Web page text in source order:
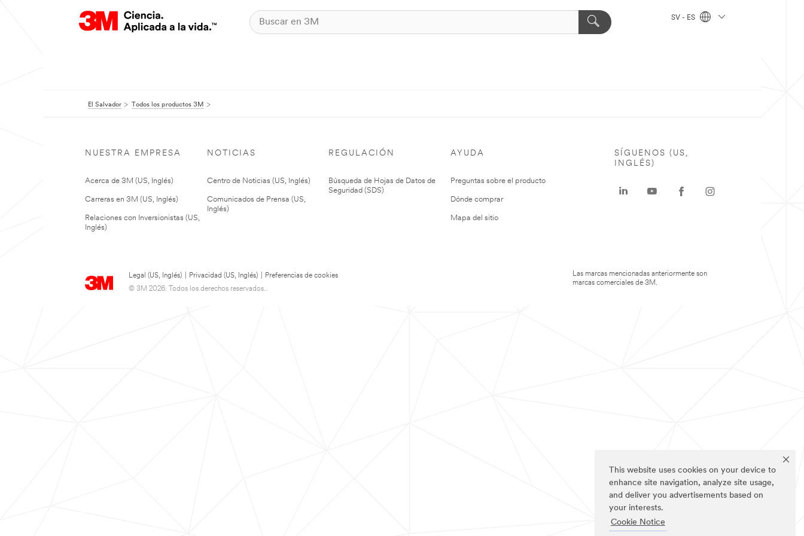
This website uses cookies on your device to
enhance site navigation, analyze site usage,
and deliver you advertisements based on
your interests.
Cookie Notice
SV - ES
El Salvador Todos los productos 3M
NUESTRA EMPRESA
Acerca de 3M (US, Inglés)
Carreras en 3M (US, Inglés)
Relaciones con Inversionistas (US,
Inglés)
NOTICIAS
Centro de Noticias (US, Inglés)
Comunicados de Prensa (US,
Inglés)
REGULACIÓN
Búsqueda de Hojas de Datos de
Seguridad (SDS)
AYUDA
Preguntas sobre el producto
Dónde comprar
Mapa del sitio
Legal (US, Inglés) Privacidad (US, Inglés)
Preferencias de cookies
© 3M 2026. Todos los derechos reservados..
SÍGUENOS (US,
INGLÉS)
Las marcas mencionadas anteriormente son
marcas comerciales de 3M.